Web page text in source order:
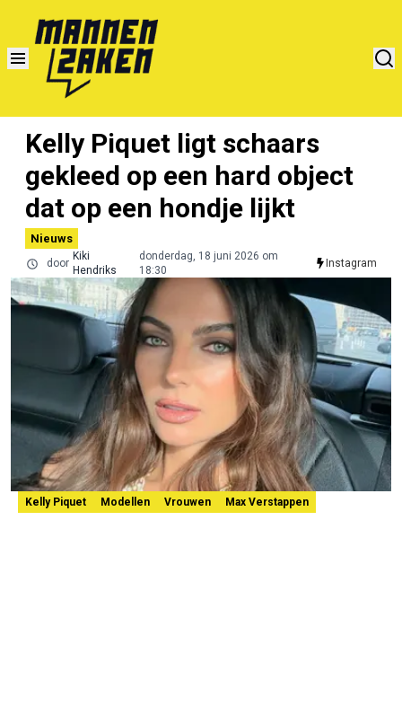
Kelly Piquet ligt schaars
gekleed op een hard object
dat op een hondje lijkt
Nieuws
door
Kiki
Hendriks
donderdag, 18 juni 2026 om
18:30
Instagram
Kelly Piquet Modellen Vrouwen Max Verstappen